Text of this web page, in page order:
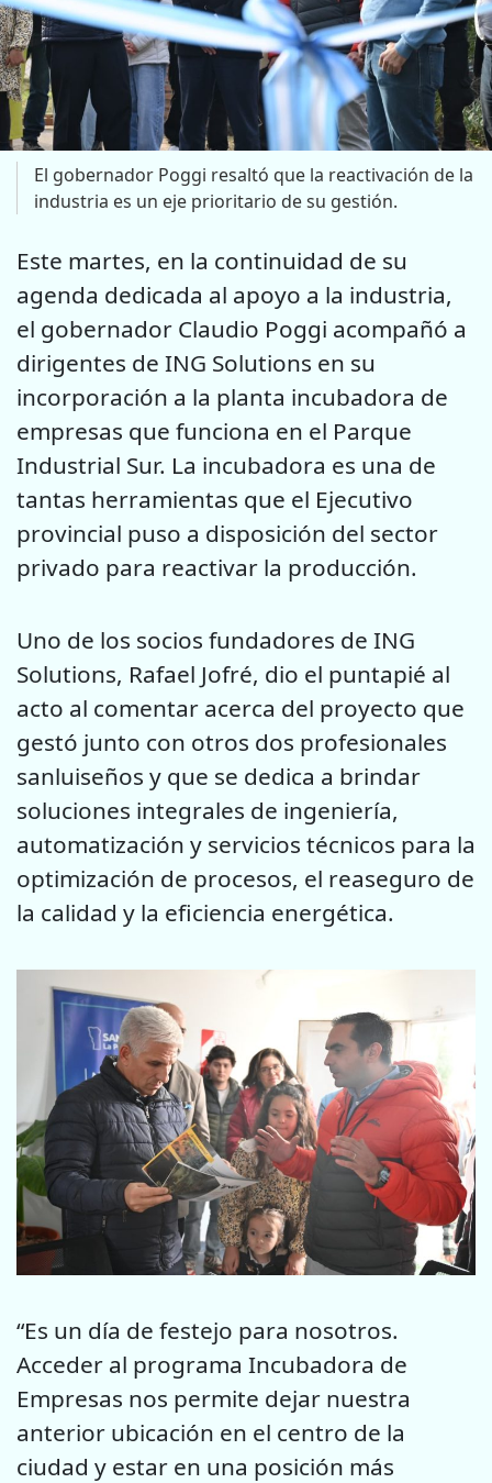
El gobernador Poggi resaltó que la reactivación de la
industria es un eje prioritario de su gestión.
Este martes, en la continuidad de su
agenda dedicada al apoyo a la industria,
el gobernador Claudio Poggi acompañó a
dirigentes de ING Solutions en su
incorporación a la planta incubadora de
empresas que funciona en el Parque
Industrial Sur. La incubadora es una de
tantas herramientas que el Ejecutivo
provincial puso a disposición del sector
privado para reactivar la producción.
Uno de los socios fundadores de ING
Solutions, Rafael Jofré, dio el puntapié al
acto al comentar acerca del proyecto que
gestó junto con otros dos profesionales
sanluiseños y que se dedica a brindar
soluciones integrales de ingeniería,
automatización y servicios técnicos para la
optimización de procesos, el reaseguro de
la calidad y la eficiencia energética.
“Es un día de festejo para nosotros.
Acceder al programa Incubadora de
Empresas nos permite dejar nuestra
anterior ubicación en el centro de la
ciudad y estar en una posición más